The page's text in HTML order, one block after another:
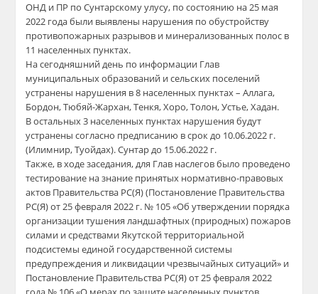
ОНД и ПР по Сунтарскому улусу, по состоянию на 25 мая
2022 года были выявлены нарушения по обустройству
противопожарных разрывов и минерализованных полос в
11 населенных пунктах.
На сегодняшний день по информации Глав
муниципальных образований и сельских поселений
устранены нарушения в 8 населенных пунктах – Аллага,
Бордон, Тюбяй-Жархан, Тенкя, Хоро, Толон, Устье, Хадан.
В остальных 3 населенных пунктах нарушения будут
устранены согласно предписанию в срокдо 10.06.2022 г.
(Илимнир, Туойдах). Сунтардо 15.06.2022 г.
Также, в ходе заседания, для Глав наслегов было проведено
тестирование на знание принятых нормативно-правовых
актов Правительства РС(Я) (Постановление Правительства
РС(Я) от 25 февраля 2022 г. № 105 «Об утверждении порядка
организации тушения ландшафтных (природных) пожаров
силами и средствами Якутской территориальной
подсистемы единой государственной системы
предупреждения и ликвидации чрезвычайных ситуаций» и
Постановление Правительства РС(Я) от 25 февраля 2022